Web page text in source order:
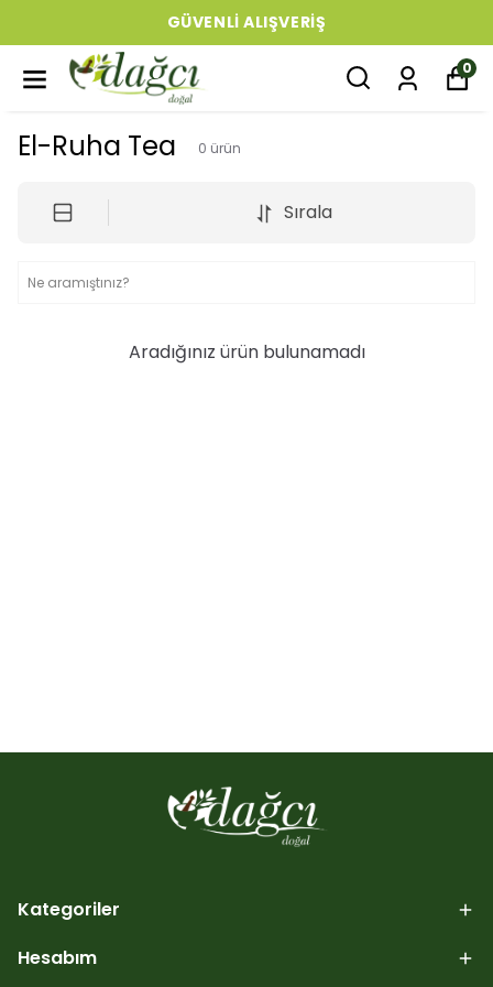
GÜVENLI ALIŞVERIŞ
0
El-Ruha Tea 0 ürün
Sırala
Aradığınız ürün bulunamadı
Kategoriler
Hesabım